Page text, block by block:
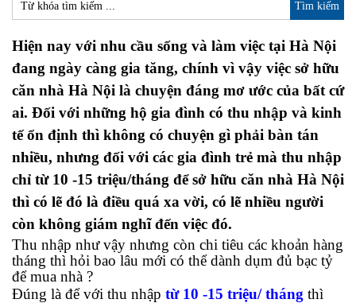
Hiện nay với nhu cầu sống và làm việc tại Hà Nội
đang ngày càng gia tăng, chính vì vậy việc sở hữu
căn nhà Hà Nội là chuyện đáng mơ ước của bất cứ
ai. Đối với những hộ gia đình có thu nhập và kinh
tế ổn định thì không có chuyện gì phải bàn tán
nhiều, nhưng đối với các gia đình trẻ mà thu nhập
chỉ từ 10 -15 triệu/tháng để sở hữu căn nhà Hà Nội
thì có lẽ đó là điều quá xa vời, có lẽ nhiều người
còn không giám nghĩ đến việc đó.
Thu nhập như vậy nhưng còn chi tiêu các khoản hàng
tháng thì hỏi bao lâu mới có thể dành dụm đủ bạc tỷ
để mua nhà ?
Đúng là để với thu nhập từ 10 -15 triệu/ tháng thì